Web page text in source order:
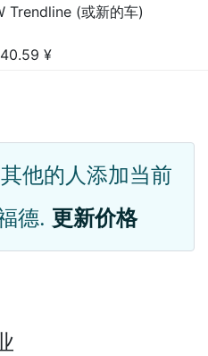
Trendline (或新的车)
¥
他的人添加当前
德. 更新价格